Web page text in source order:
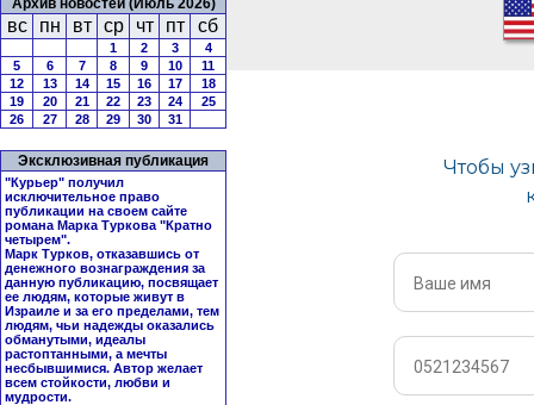
Архив новостей (Июль 2026)
вс пн вт ср чт пт сб
1 2 3
4
5
6 7 8 9 10
11
12
13 14 15 16 17
18
19
20 21 22 23 24
25
26
27 28 29 30 31
Эксклюзивная публикация
"Курьер" получил
исключительное право
публикации на своем сайте
романа Марка Туркова "Кратно
четырем".
Марк Турков, отказавшись от
денежного вознаграждения за
данную публикацию, посвящает
ее людям, которые живут в
Израиле и за его пределами, тем
людям, чьи надежды оказались
обманутыми, идеалы
растоптанными, а мечты
несбывшимися. Автор желает
всем стойкости, любви и
мудрости.